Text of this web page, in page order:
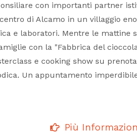
con importanti partner
di Alcamo in un villaggio
e laboratori. Mentre le mattine
con la "Fabbrica del
e cooking show su
Un appuntamento
Più